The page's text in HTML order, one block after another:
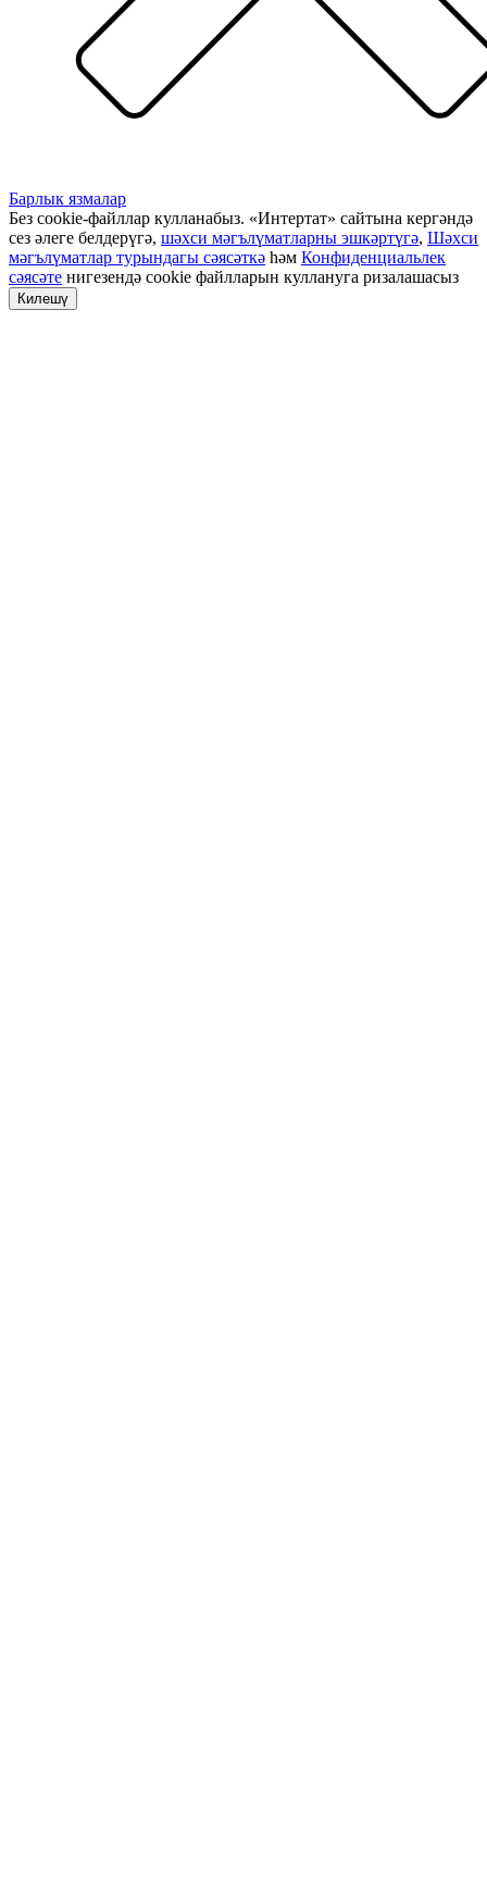
Барлык язмалар
Без cookie-файллар кулланабыз. «Интертат» сайтына кергәндә
сез әлеге белдерүгә, шәхси мәгълүматларны эшкәртүгә, Шәхси
мәгълүматлар турындагы сәясәткә һәм Конфиденциальлек
сәясәте нигезендә cookie файлларын куллануга ризалашасыз
Килешү